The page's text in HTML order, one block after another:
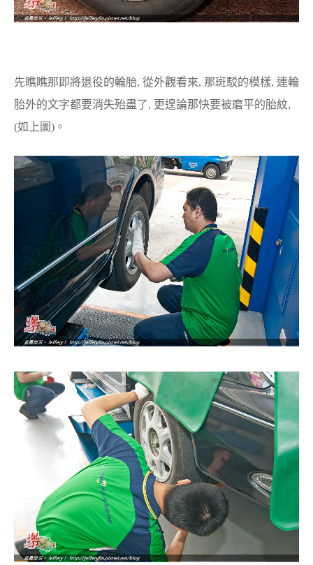
先瞧瞧那即將退役的輪胎, 從外觀看來, 那斑駁的模樣, 連輪
胎外的文字都要消失殆盡了, 更遑論那快要被磨平的胎紋,
(如上圖)。